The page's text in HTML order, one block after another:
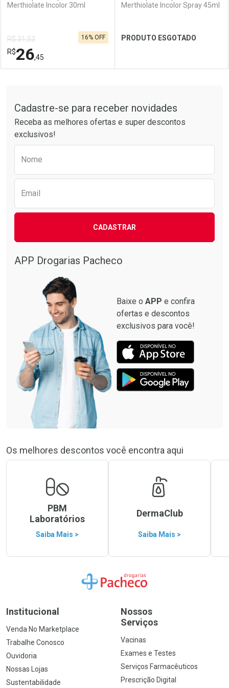
Merthiolate Incolor 30ml
R$ 31,52
R$26,45
16% OFF
Laboratório
Comprar sem Desconto
Por Menos
Comprar sem Desconto
Por R$ 26,45/cada
Merthiolate Incolor Spray 45ml
PRODUTO ESGOTADO
Laboratório
Por Menos
Cadastre-se para receber novidades
Receba as melhores ofertas e super descontos
exclusivos!
Nome
Email
CADASTRAR
APP Drogarias Pacheco
Baixe o APP e confira
ofertas e descontos
exclusivos para você!
Os melhores descontos você encontra aqui
PBM
Laboratórios
Saiba Mais >
DermaClub
Saiba Mais >
Ir para a Home
Institucional
Venda No Marketplace
Trabalhe Conosco
Ouvidoria
Nossas Lojas
Sustentabilidade
Nossos
Serviços
Vacinas
Exames e Testes
Serviços Farmacêuticos
Prescrição Digital